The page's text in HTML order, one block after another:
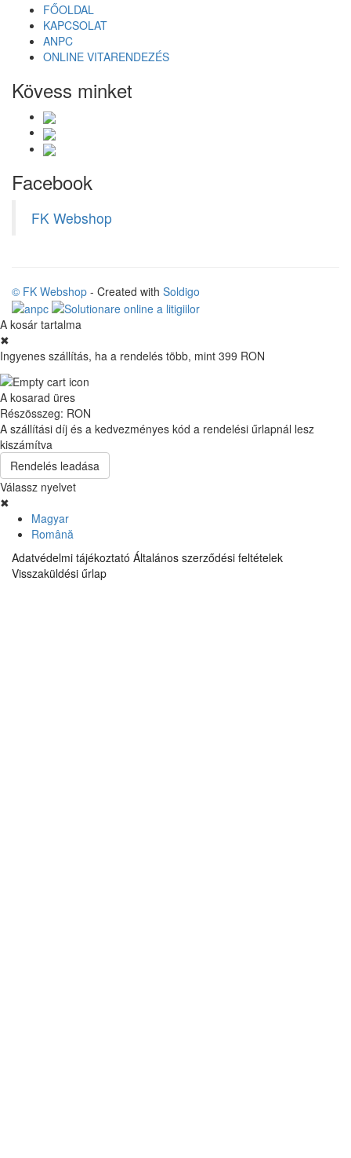
FŐOLDAL
KAPCSOLAT
ANPC
ONLINE VITARENDEZÉS
Kövess minket
Facebook
FK Webshop
© FK Webshop - Created with Soldigo
A kosár tartalma
✖
Ingyenes szállítás, ha a rendelés több, mint 399 RON
A kosarad üres
Részösszeg: RON
A szállítási díj és a kedvezményes kód a rendelési űrlapnál lesz
kiszámítva
Rendelés leadása
Válassz nyelvet
✖
Magyar
Română
Adatvédelmi tájékoztató Általános szerződési feltételek
Visszaküldési űrlap